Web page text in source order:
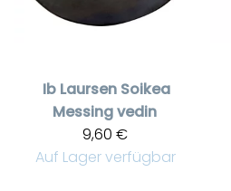
Ib Laursen Soikea
Messing vedin
9,60 €
Auf Lager verfügbar